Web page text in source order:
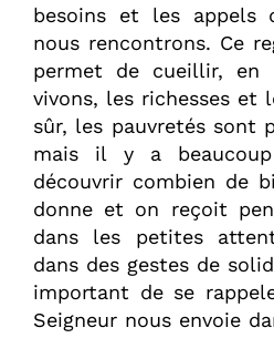
besoins et les appels
nous rencontrons. Ce
permet de cueillir,
vivons, les richesses et
sûr, les pauvretés sont
mais il y a beaucoup
découvrir combien de
donne et on reçoit
dans les petites
dans des gestes de
important de se
Seigneur nous envoie